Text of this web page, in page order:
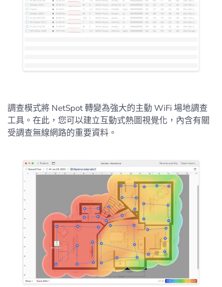
調查模式將 NetSpot 轉變為強大的主動 WiFi 場地調查
工具。在此，您可以建立互動式熱圖視覺化，內含有關
受調查無線網路的重要資料。